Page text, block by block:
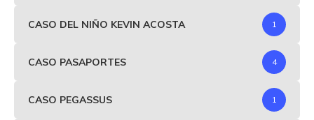
CASO DEL NIÑO KEVIN ACOSTA 1
CASO PASAPORTES 4
CASO PEGASSUS 1